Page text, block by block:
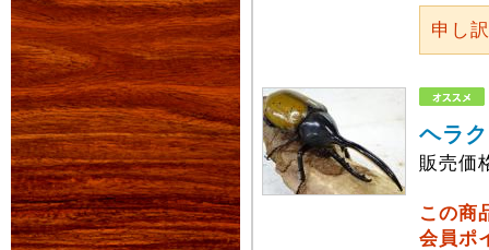
申し
ヘラ
販売価
この商
会員ポ